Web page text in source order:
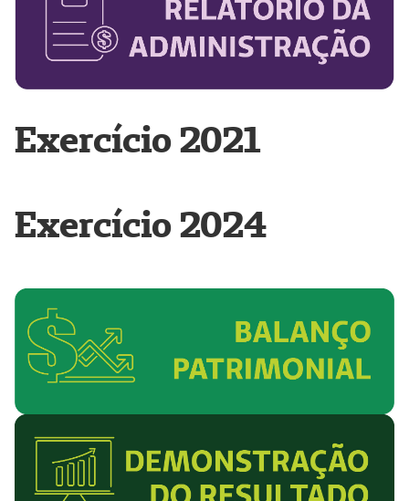
Exercício 2021
Exercício 2024